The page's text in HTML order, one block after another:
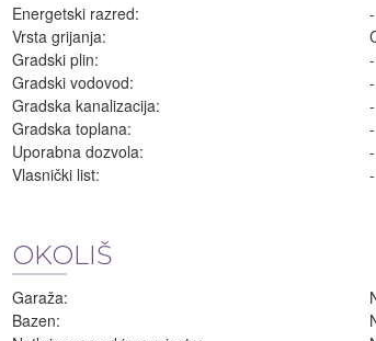
Energetski razred:
-
Vrsta grijanja:
Gradski plin:
-
Gradski vodovod:
-
Gradska kanalizacija:
-
Gradska toplana:
-
Uporabna dozvola:
-
Vlasnički list:
-
OKOLIŠ
Garaža:
Bazen: